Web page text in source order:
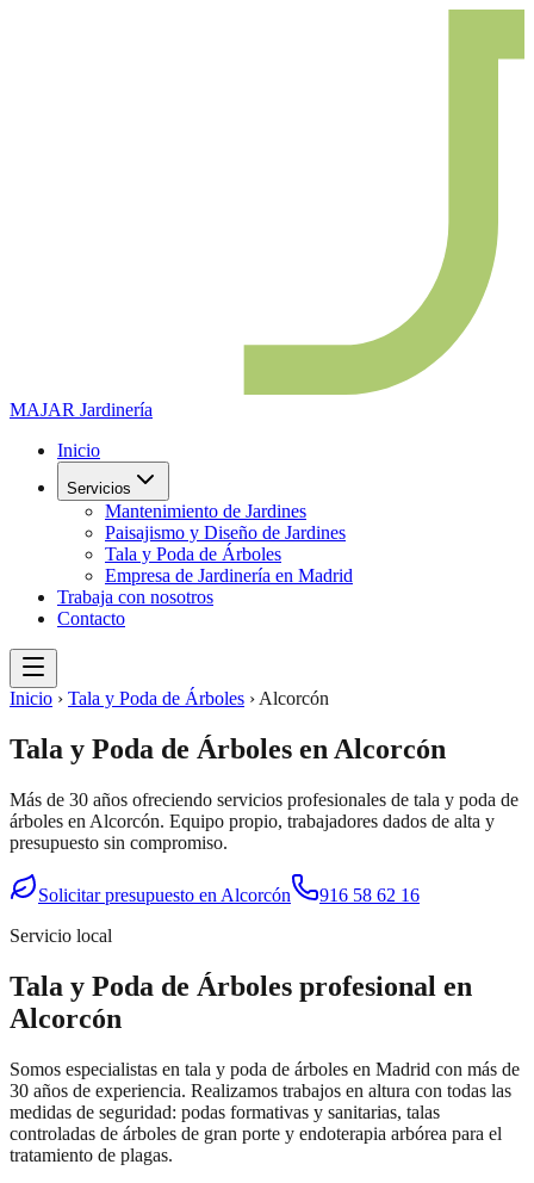
MAJAR Jardinería
Inicio
Servicios
Mantenimiento de Jardines
Paisajismo y Diseño de Jardines
Tala y Poda de Árboles
Empresa de Jardinería en Madrid
Trabaja con nosotros
Contacto
Inicio › Tala y Poda de Árboles › Alcorcón
Tala y Poda de Árboles enAlcorcón
Más de 30 años ofreciendo servicios profesionales de tala y poda de
árboles en Alcorcón. Equipo propio, trabajadores dados de alta y
presupuesto sin compromiso.
Solicitar presupuesto en Alcorcón
916 58 62 16
Servicio local
Tala y Poda de Árboles profesional en
Alcorcón
Somos especialistas en tala y poda de árboles en Madrid con más de
30 años de experiencia. Realizamos trabajos en altura con todas las
medidas de seguridad: podas formativas y sanitarias, talas
controladas de árboles de gran porte y endoterapia arbórea para el
tratamiento de plagas.